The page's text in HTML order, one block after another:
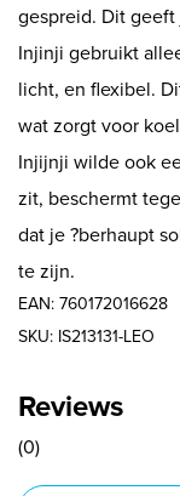
gespreid. Dit
Injinji gebruikt
licht, en flexibel.
wat zorgt voor
Injijnji wilde ook
zit, beschermt
dat je ?berhaupt
te zijn.
EAN: 760172016628
SKU: IS213131-LEO
Reviews
(0)